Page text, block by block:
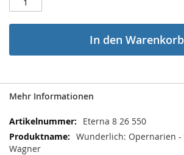
In den Warenkorb
Mehr Informationen
Mehr
Informationen
Eterna 8 26 550
Wunderlich: Opernarien -
Wagner